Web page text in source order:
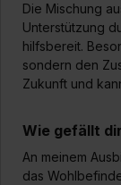
Die Mischung
Unterstützung
hilfsbereit.
sondern den
Zukunft und
Wie gefällt
An meinem
das